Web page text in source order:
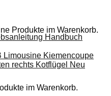
Produkte im Warenkorb.
im Warenkorb.